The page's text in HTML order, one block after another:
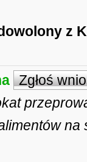
z
Zgłoś
na